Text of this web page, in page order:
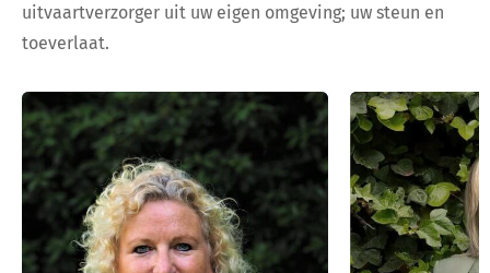
uitvaartverzorger uit uw eigen omgeving; uw steun en
toeverlaat.